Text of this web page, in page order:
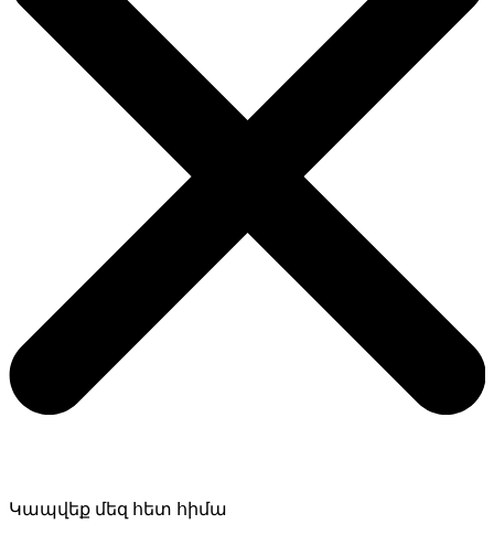
Կապվեք մեզ հետ հիմա